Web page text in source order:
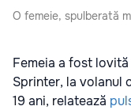
O femeie, spulberată
Femeia a fost
Sprinter, la volanul
19 ani, relatează